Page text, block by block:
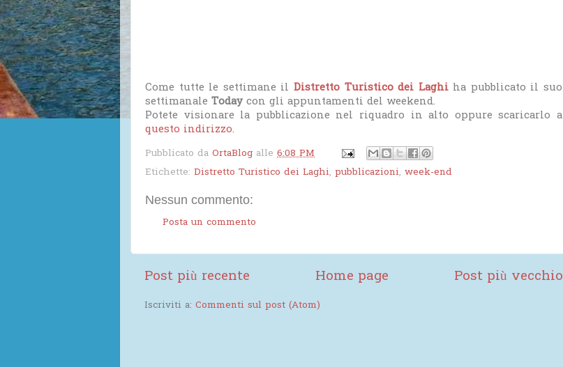
Come tutte le settimane il Distretto Turistico dei Laghiha pubblicato il suo
settimanale Today con gli appuntamenti del weekend.
Potete visionare la pubblicazione nel riquadro in alto oppure scaricarlo a
questo indirizzo.
Pubblicato da OrtaBlog alle 6:08 PM
Etichette: Distretto Turistico dei Laghi, pubblicazioni, week-end
Nessun commento:
Posta un commento
Post più recente Post più vecchio
Home page
Iscriviti a: Commenti sul post (Atom)